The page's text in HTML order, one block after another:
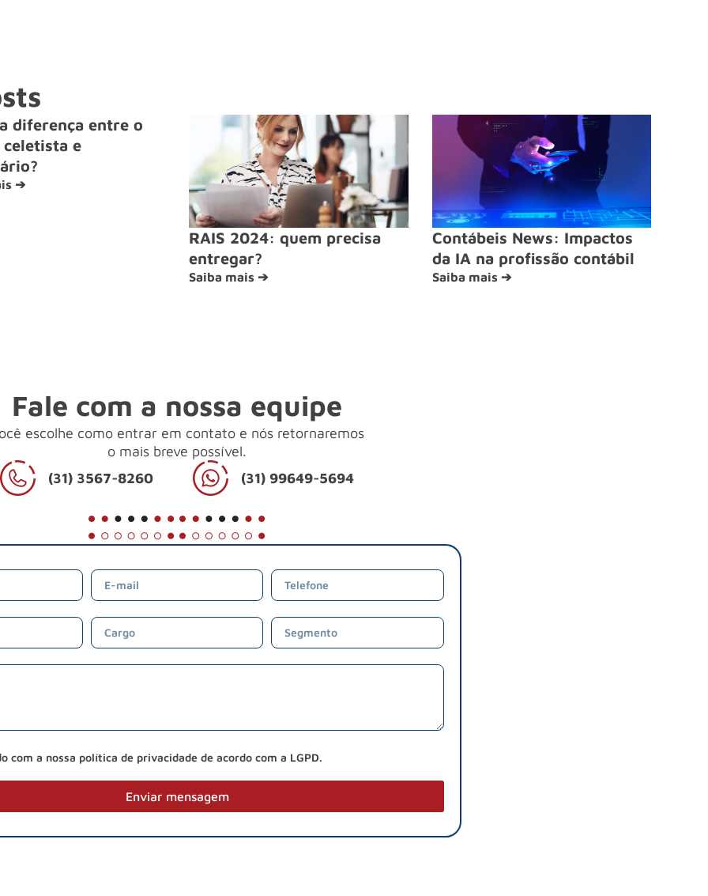
diferença entre o
e
➔
RAIS 2024: quem precisa
entregar?
Saiba mais ➔
Contábeis News: Impactos
da IA na profissão contábil
Saiba mais ➔
Fale com a nossa equipe
escolhe como entrar em contato e nós retornaremos
o mais breve possível.
(31) 3567-8260
(31) 99649-5694
com a nossa política de privacidade de acordo com a LGPD.
Enviar mensagem